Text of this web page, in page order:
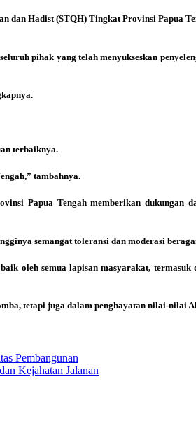
Hadist (STQH) Tingkat Provinsi Papua
pihak yang telah menyukseskan
terbaiknya.
tambahnya.
Papua Tengah memberikan dukungan
semangat toleransi dan moderasi
oleh semua lapisan masyarakat,
tetapi juga dalam penghayatan nilai-nilai
Pembangunan
Kejahatan Jalanan